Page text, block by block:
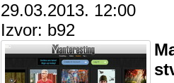
29.03.2013. 12:00
Izvor: b92